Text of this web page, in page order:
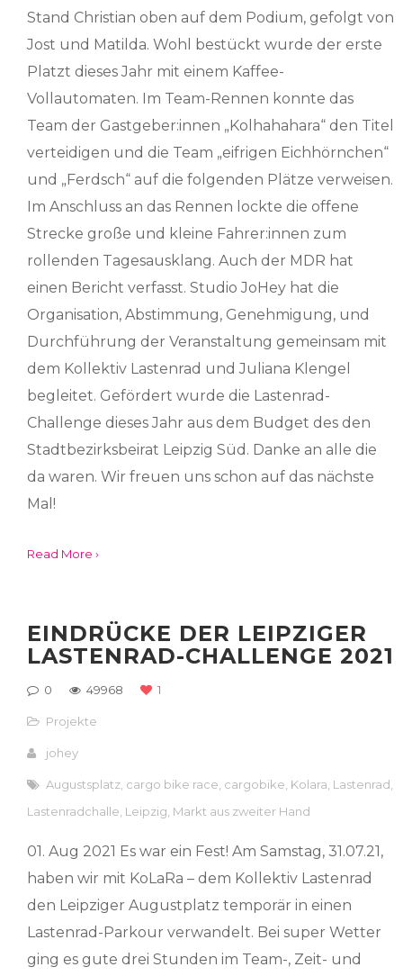
Stand Christian oben auf dem Podium, gefolgt von
Jost und Matilda. Wohl bestückt wurde der erste
Platzt dieses Jahr mit einem Kaffee-
Vollautomaten. Im Team-Rennen konnte das
Team der Gastgeber:innen „Kolhahahara“ den Titel
verteidigen und die Team „eifrigen Eichhörnchen“
und „Ferdsch“ auf die folgenden Plätze verweisen.
Im Anschluss an das Rennen lockte die offene
Strecke große und kleine Fahrer:innen zum
rollenden Tagesausklang. Auch der MDR hat
einen Bericht verfasst. Studio JoHey hat die
Organisation, Abstimmung, Genehmigung, und
Durchführung der Veranstaltung gemeinsam mit
dem Kollektiv Lastenrad und Juliana Klengel
begleitet. Gefördert wurde die Lastenrad-
Challenge dieses Jahr aus dem Budget des den
Stadtbezirksbeirat Leipzig Süd. Danke an alle die
da waren. Wir freuen uns schon auf das nächste
Mal!
Read More ›
EINDRÜCKE DER LEIPZIGER
LASTENRAD-CHALLENGE 2021
0 49968 1
Projekte
johey
Augustsplatz cargo bike race cargobike Kolara Lastenrad
Lastenradchalle Leipzig Markt aus zweiter Hand
01. Aug 2021 Es war ein Fest! Am Samstag, 31.07.21,
haben wir mit KoLaRa – dem Kollektiv Lastenrad
den Leipziger Augustplatz temporär in einen
Lastenrad-Parkour verwandelt. Bei super Wetter
ging es gute drei Stunden im Team-, Zeit- und